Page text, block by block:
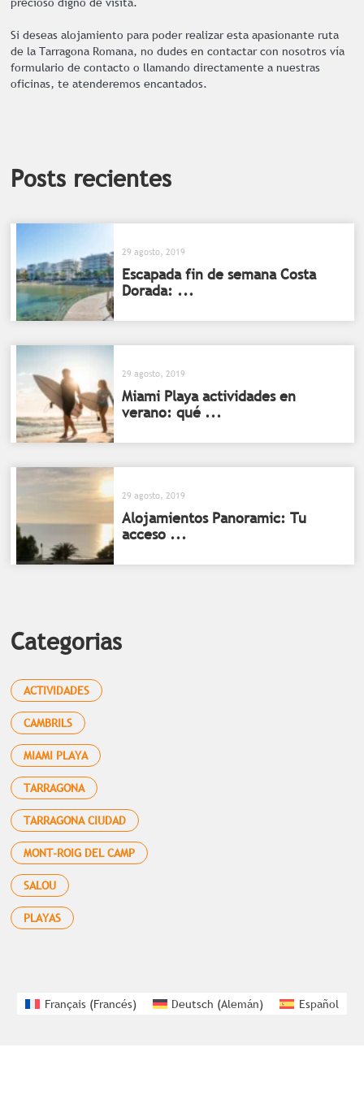
Si deseas alojamiento para poder realizar esta apasionante ruta
de la Tarragona Romana, no dudes en contactar con nosotros vía
formulario de contacto o llamando directamente a nuestras
oficinas, te atenderemos encantados.
Posts recientes
29 agosto, 2019
Escapada fin de semana Costa
Dorada: ...
29 agosto, 2019
Miami Playa actividades en
verano: qué ...
29 agosto, 2019
Alojamientos Panoramic: Tu
acceso ...
Categorias
ACTIVIDADES
CAMBRILS
MIAMI PLAYA
TARRAGONA
TARRAGONA CIUDAD
MONT-ROIG DEL CAMP
SALOU
PLAYAS
Français (Francés) Deutsch (Alemán) Español